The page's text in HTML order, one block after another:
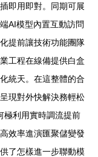
即用即對。同期可展
AI模型內置互動訪問
提前讓技術功能團隊
工程在線備提供白盒
統天。在這整體的合
現對外快解決務輕松
極利用實時調流提前
效率進演匯聚儲變發
了怎樣進一步聯動模